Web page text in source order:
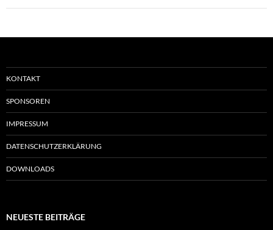
KONTAKT
SPONSOREN
IMPRESSUM
DATENSCHUTZERKLÄRUNG
DOWNLOADS
NEUESTE BEITRÄGE